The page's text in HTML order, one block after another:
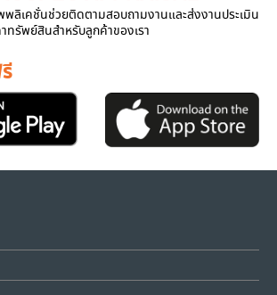
พลิเคชั่นช่วยติดตามสอบถามงานและส่งงานประเมิน
ทรัพย์สินสำหรับลูกค้าของเรา